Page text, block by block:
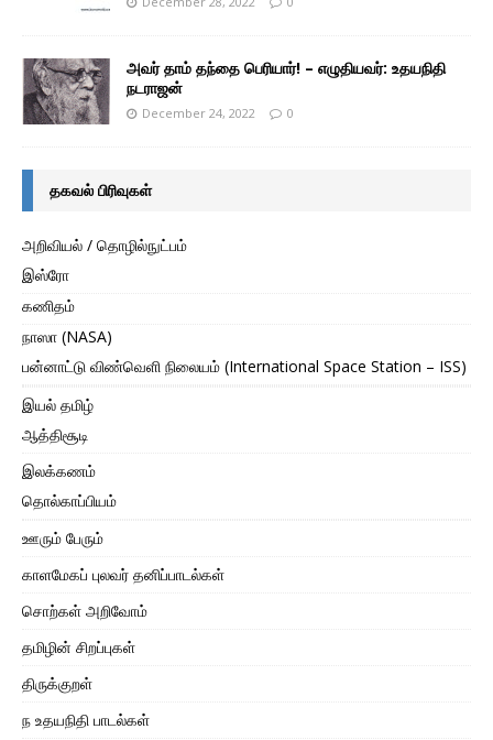
அவர் தாம் தந்தை பெரியார்! – எழுதியவர்: உதயநிதி
நடராஜன்
December 24, 2022 0
தகவல் பிரிவுகள்
அறிவியல் / தொழில்நுட்பம்
இஸ்ரோ
கணிதம்
நாஸா (NASA)
பன்னாட்டு விண்வெளி நிலையம் (International Space Station – ISS)
இயல் தமிழ்
ஆத்திசூடி
இலக்கணம்
தொல்காப்பியம்
ஊரும் பேரும்
காளமேகப் புலவர் தனிப்பாடல்கள்
சொற்கள் அறிவோம்
தமிழின் சிறப்புகள்
திருக்குறள்
ந உதயநிதி பாடல்கள்